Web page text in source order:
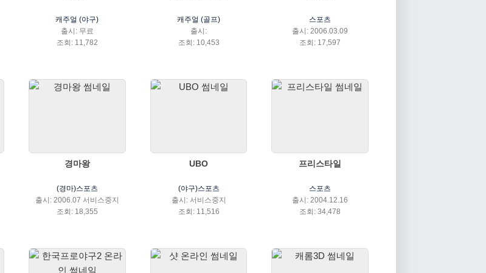
캐주얼 (야구)
출시: 무료
조회: 11,782
캐주얼 (골프)
출시:
조회: 10,453
스포츠
출시: 2006.03.09
조회: 17,597
경마왕
(경마)스포츠
출시: 2006.07 서비스중지
조회: 18,355
UBO
(야구)스포츠
출시: 서비스중지
조회: 11,516
프리스타일
스포츠
출시: 2004.12.16
조회: 34,478